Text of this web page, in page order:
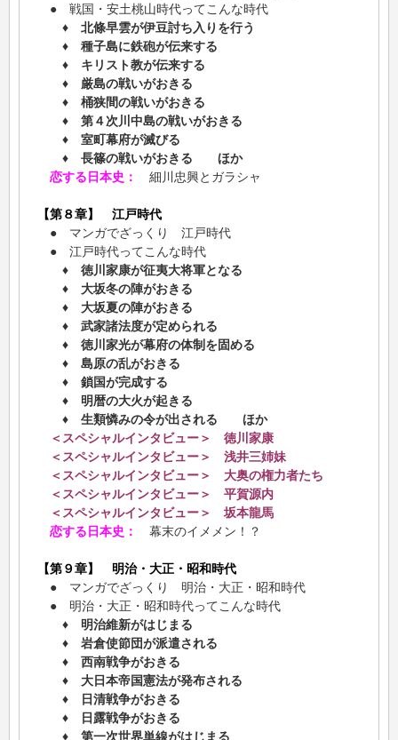
● 戦国・安土桃山時代ってこんな時代
♦ 北條早雲が伊豆討ち入りを行う
♦ 種子島に鉄砲が伝来する
♦ キリスト教が伝来する
♦ 厳島の戦いがおきる
♦ 桶狭間の戦いがおきる
♦ 第４次川中島の戦いがおきる
♦ 室町幕府が滅びる
♦ 長篠の戦いがおきる ほか
恋する日本史：
細川忠興とガラシャ
【第８章】 江戸時代
● マンガでざっくり 江戸時代
● 江戸時代ってこんな時代
♦ 徳川家康が征夷大将軍となる
♦ 大坂冬の陣がおきる
♦ 大坂夏の陣がおきる
♦ 武家諸法度が定められる
♦ 徳川家光が幕府の体制を固める
♦ 島原の乱がおきる
♦ 鎖国が完成する
♦ 明暦の大火が起きる
♦ 生類憐みの令が出される ほか
＜スペシャルインタビュー＞ 徳川家康
＜スペシャルインタビュー＞ 浅井三姉妹
＜スペシャルインタビュー＞ 大奥の権力者たち
＜スペシャルインタビュー＞ 平賀源内
＜スペシャルインタビュー＞ 坂本龍馬
恋する日本史：
幕末のイメメン！？
【第９章】 明治・大正・昭和時代
● マンガでざっくり 明治・大正・昭和時代
● 明治・大正・昭和時代ってこんな時代
♦ 明治維新がはじまる
♦ 岩倉使節団が派遣される
♦ 西南戦争がおきる
♦ 大日本帝国憲法が発布される
♦ 日清戦争がおきる
♦ 日露戦争がおきる
♦ 第一次世界単線がはじまる